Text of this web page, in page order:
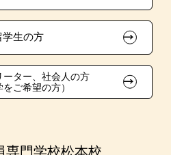
入学
入学
テム
学生の方
ーター、社会人の方
をご希望の方）
専門学校松本校